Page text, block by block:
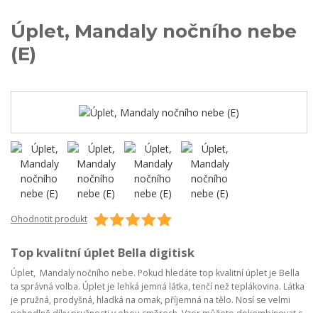
Úplet, Mandaly nočního nebe
(E)
Ohodnotit produkt
Top kvalitní úplet Bella digitisk
Úplet, Mandaly nočního nebe. Pokud hledáte top kvalitní úplet je Bella
ta správná volba. Úplet je lehká jemná látka, tenčí než teplákovina. Látka
je pružná, prodyšná, hladká na omak, příjemná na tělo. Nosí se velmi